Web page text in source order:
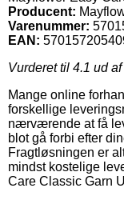
Producent:
Varenummer:
EAN:
Vurderet til 4.1 ud
Mange online
forskellige
nærværende at få
blot gå forbi efter
Fragtløsningen er
mindst kostelige
Care Classic Garn